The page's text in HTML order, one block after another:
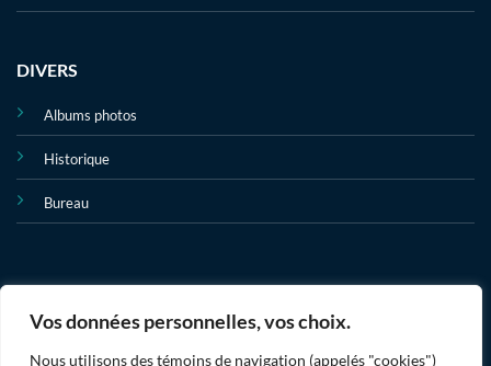
Vos données personnelles, vos choix.
Nous utilisons des témoins de navigation (appelés "cookies")
DIVERS
Albums photos
Historique
Bureau